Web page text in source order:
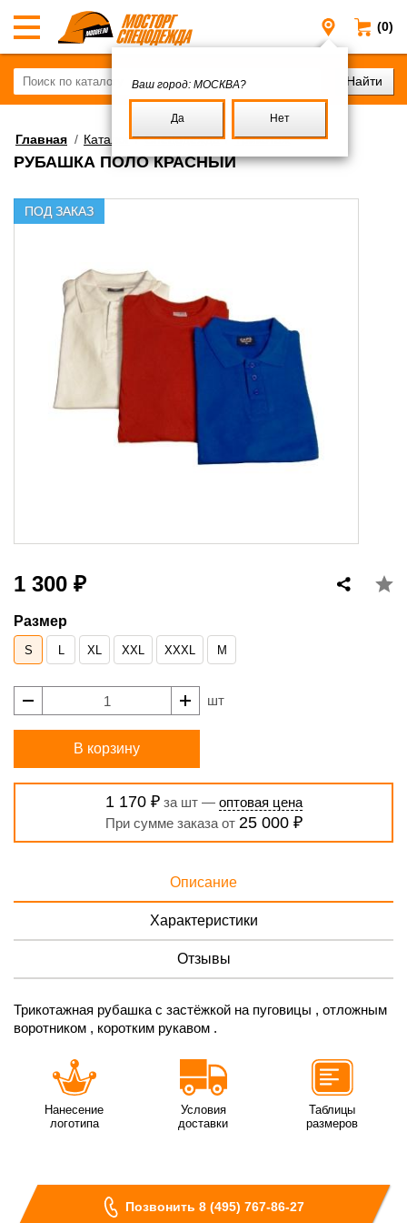
(0)
Москва
Ваш город: МОСКВА?
Да Нет
Главная / Каталог/Спецодежда/Трикотаж
РУБАШКА ПОЛО КРАСНЫЙ
ПОД ЗАКАЗ
1 300 ₽
Размер
S L XL XXL XXXL М
шт
В корзину
1 170 ₽за шт — оптовая цена
При сумме заказа от 25 000 ₽
Описание
Характеристики
Отзывы
Трикотажная рубашка с застёжкой на пуговицы , отложным
воротником , коротким рукавом .
Нанесение
логотипа
Условия
доставки
Таблицы
размеров
Позвонить 8 (495) 767-86-27